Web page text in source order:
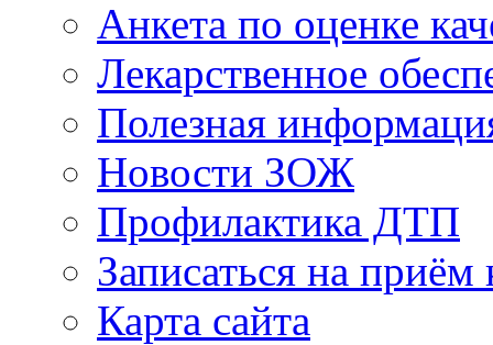
Анкета по оценке
Лекарственное
Полезная
Новости ЗОЖ
Профилактика ДТП
Записаться на приём
Карта сайта